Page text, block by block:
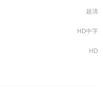
超清
HD中字
HD